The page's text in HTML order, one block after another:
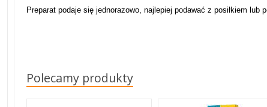
Preparat podaje się jednorazowo, najlepiej podawać z posiłkiem lub
Polecamy produkty